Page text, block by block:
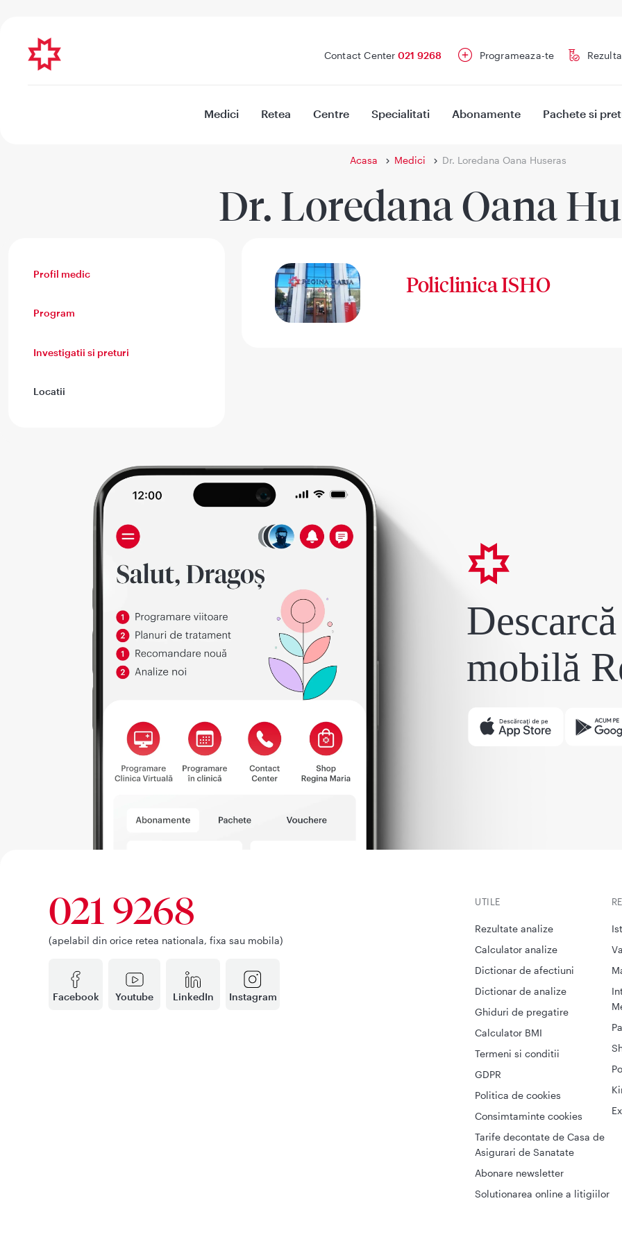
Contact Center 021 9268 Programeaza-te
Medici Retea Centre Specialitati Abonamente Pachete si
Acasa Medici Dr. Loredana Oana Huseras
Dr. Loredana Oana
Profil medic
Program
Investigatii si preturi
Locatii
Policlinica ISHO
mobilă
Facebook Youtube LinkedIn Instagram
021 9268
(apelabil din orice retea nationala, fixa sau mobila)
UTILE
Rezultate analize
Calculator analize
Dictionar de afectiuni
Dictionar de analize
Ghiduri de pregatire
Calculator BMI
Termeni si conditii
GDPR
Politica de cookies
Consimtaminte cookies
Tarife decontate de Casa de
Asigurari de Sanatate
Abonare newsletter
Solutionarea online a litigiilor